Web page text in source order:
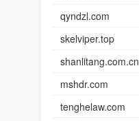
qyndzl.com
skelviper.top
shanlitang.com.cn
mshdr.com
tenghelaw.com